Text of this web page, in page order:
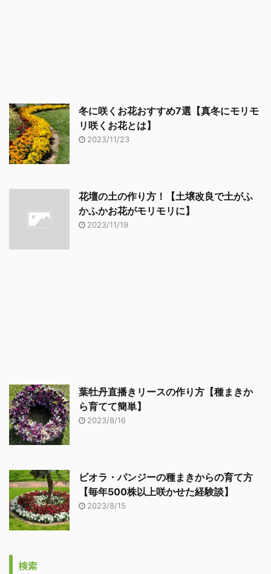
冬に咲くお花おすすめ7選【真冬にモリモ
リ咲くお花とは】
2023/11/23
花壇の土の作り方！【土壌改良で土がふ
かふかお花がモリモリに】
2023/11/19
葉牡丹直播きリースの作り方【種まきか
ら育てて簡単】
2023/8/16
ビオラ・パンジーの種まきからの育て方
【毎年500株以上咲かせた経験談】
2023/8/15
検索